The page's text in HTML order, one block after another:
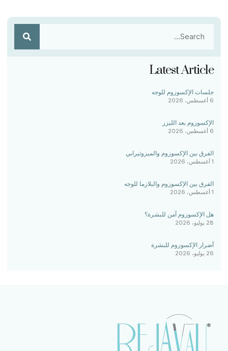
Latest Article
جلسات الإكسوزوم للوجه
6 أغسطس، 2026
الإكسوزوم بعد الليزر
6 أغسطس، 2026
الفرق بين الإكسوزوم والميزوثيرابي
1 أغسطس، 2026
الفرق بين الإكسوزوم والبلازما للوجه
1 أغسطس، 2026
هل الإكسوزوم آمن للبشرة؟
28 يوليو، 2026
أضرار الإكسوزوم للبشرة
26 يوليو، 2026